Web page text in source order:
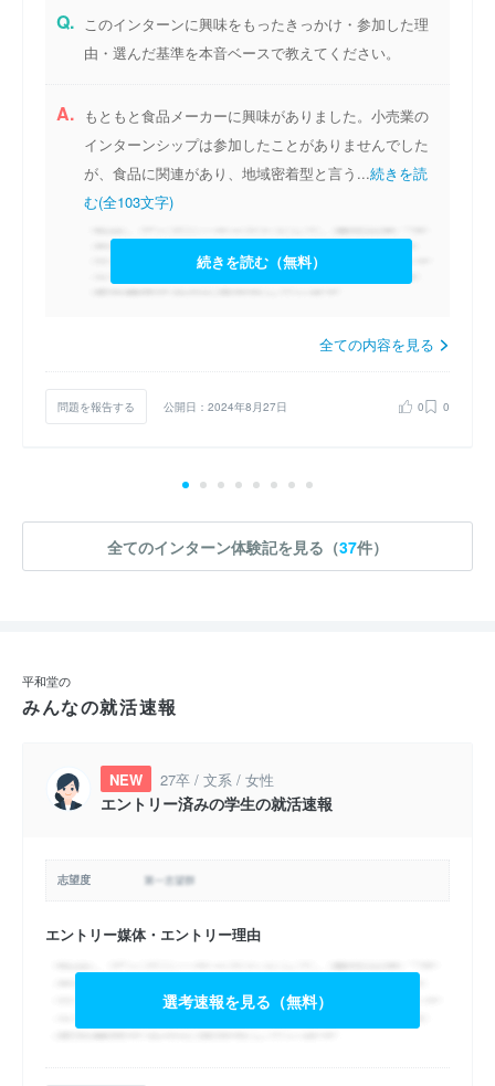
Q.
このインターンに興味をもったきっかけ・参加した理
由・選んだ基準を本音ベースで教えてください。
A. もともと食品メーカーに興味がありました。小売業の
インターンシップは参加したことがありませんでした
が、食品に関連があり、地域密着型と言う...続きを読
む(全103文字)
続きを読む（無料）
全ての内容を見る
問題を報告する 公開日：2024年8月27日 0 0
全てのインターン体験記を見る（37件）
平和堂の
みんなの就活速報
NEW 27卒 / 文系 / 女性
エントリー済みの学生の就活速報
志望度
エントリー媒体・エントリー理由
選考速報を見る（無料）